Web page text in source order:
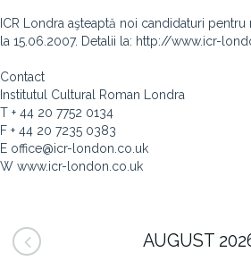
ICR Londra aşteaptă noi candidaturi
la 15.06.2007. Detalii la: http://www.icr-
Contact
Institutul Cultural Roman Londra
T + 44 20 7752 0134
F + 44 20 7235 0383
E office@icr-london.co.uk
W www.icr-london.co.uk
AUGUST